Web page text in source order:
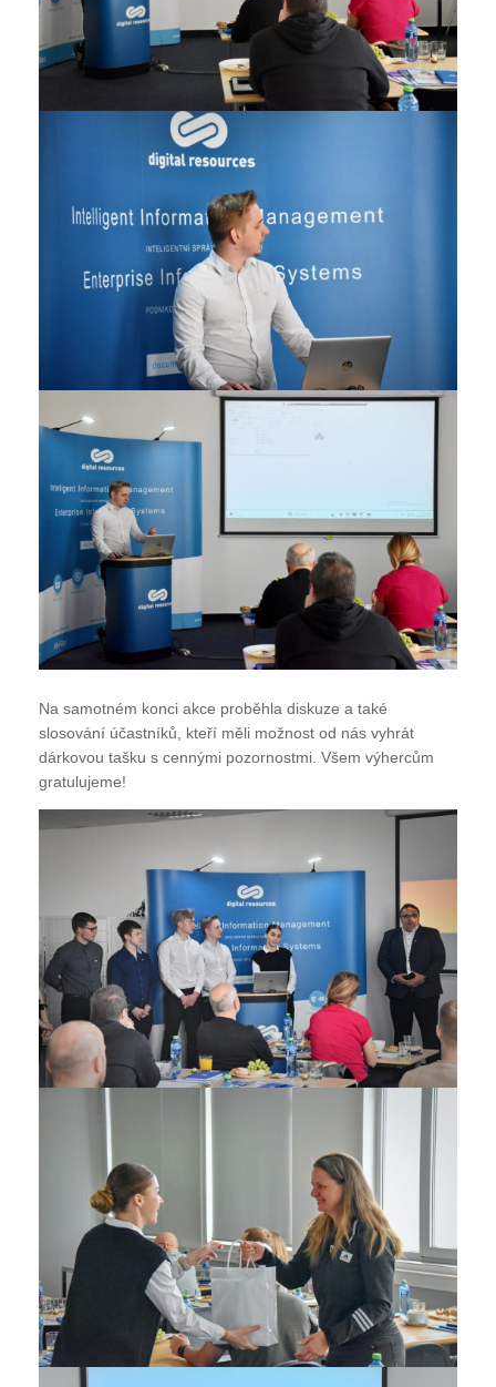
Na samotném konci akce proběhla diskuze a také
slosování účastníků, kteří měli možnost od nás vyhrát
dárkovou tašku s cennými pozornostmi. Všem výhercům
gratulujeme!